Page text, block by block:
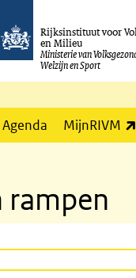
Rijksinstituut voor
en Milieu
Ministerie van
Welzijn en Sport
Agenda MijnRIVM
rampen